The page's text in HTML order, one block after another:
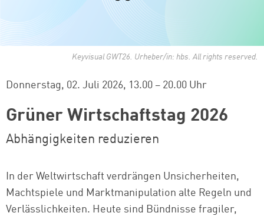
Keyvisual GWT26. Urheber/in: hbs. All rights reserved.
Donnerstag, 02. Juli 2026 13.00 – 20.00 Uhr
Grüner Wirtschaftstag 2026
Abhängigkeiten reduzieren
In der Weltwirtschaft verdrängen Unsicherheiten,
Machtspiele und Marktmanipulation alte Regeln und
Verlässlichkeiten. Heute sind Bündnisse fragiler,